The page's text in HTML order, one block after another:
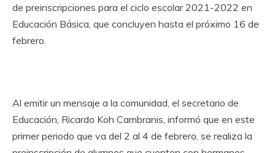
de preinscripciones para el ciclo escolar 2021-2022 en
Educación Básica, que concluyen hasta el próximo 16 de
febrero.
Al emitir un mensaje a la comunidad, el secretario de
Educación, Ricardo Koh Cambranis, informó que en este
primer periodo que va del 2 al 4 de febrero, se realiza la